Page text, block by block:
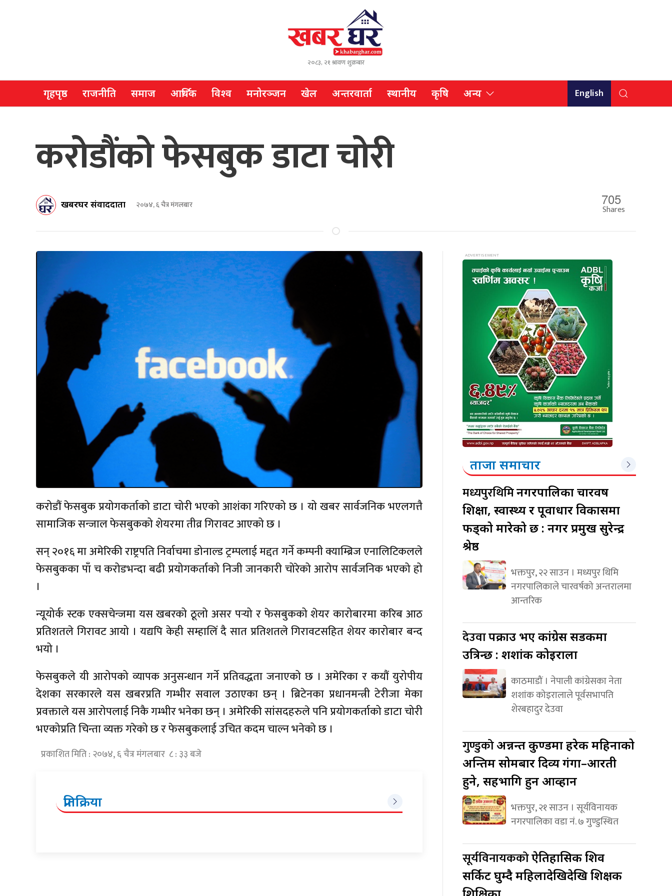
२०८३, २१ श्रावण शुक्रबार
गृहपृष्ठ राजनीति समाज आर्थिक विश्व मनोरञ्जन खेल अन्तरवार्ता स्थानीय कृषि अन्य English
करोडौंको फेसबुक डाटा चोरी
खबरघर संवाददाता २०७४, ६ चैत्र मंगलबार 705
Shares
करोडौं फेसबुक प्रयोगकर्ताको डाटा चोरी भएको आशंका गरिएको छ । यो खबर सार्वजनिक भएलगत्तै
सामाजिक सन्जाल फेसबुकको शेयरमा तीव्र गिरावट आएको छ ।
सन् २०१६ मा अमेरिकी राष्ट्रपति निर्वाचमा डोनाल्ड ट्रम्पलाई मद्दत गर्ने कम्पनी क्याम्ब्रिज एनालिटिकलले
फेसबुकका पाँ च करोडभन्दा बढी प्रयोगकर्ताको निजी जानकारी चोरेको आरोप सार्वजनिक भएको हो
।
न्यूयोर्क स्टक एक्सचेन्जमा यस खबरको ठूलो असर पर्‍यो र फेसबुकको शेयर कारोबारमा करिब आठ
प्रतिशतले गिरावट आयो । यद्यपि केही सम्हालिँ दै सात प्रतिशतले गिरावटसहित शेयर कारोबार बन्द
भयो ।
फेसबुकले यी आरोपको व्यापक अनुसन्धान गर्ने प्रतिवद्धता जनाएको छ । अमेरिका र कयौं युरोपीय
देशका सरकारले यस खबरप्रति गम्भीर सवाल उठाएका छन् । ब्रिटेनका प्रधानमन्त्री टेरीजा मेका
प्रवक्ताले यस आरोपलाई निकै गम्भीर भनेका छन् । अमेरिकी सांसदहरुले पनि प्रयोगकर्ताको डाटा चोरी
भएकोप्रति चिन्ता व्यक्त गरेको छ र फेसबुकलाई उचित कदम चाल्न भनेको छ ।
प्रकाशित मिति : २०७४, ६ चैत्र मंगलबार ८ : ३३ बजे
प्रतिक्रिया
ताजा समाचार
मध्यपुरथिमिनगरपालिका चारवर्ष
शिक्षा, स्वास्थ्य र पूर्वाधार विकासमा
फड्को मारेको छ : नगर प्रमुख सुरेन्द्र
श्रेष्ठ
भक्तपुर, २२ साउन । मध्यपुर थिमि
नगरपालिकाले चारवर्षको अन्तरालमा
आन्तरिक
देउवापक्राउ भए कांग्रेस सडकमा
उत्रिन्छ : शशांक कोइराला
काठमाडौं । नेपाली कांग्रेसका नेता
शशांक कोइरालाले पूर्वसभापति
शेरबहादुर देउवा
गुण्डुकोअन्नन्त कुण्डमा हरेक महिनाको
अन्तिम सोमबार दिव्य गंगा–आरती
हुने, सहभागि हुन आव्हान
भक्तपुर, २१ साउन । सूर्यविनायक
नगरपालिका वडा नं. ७ गुण्डुस्थित
सूर्यविनायककोऐतिहासिक शिव
सर्किट घुम्दै महिलादेखिदेखि शिक्षक